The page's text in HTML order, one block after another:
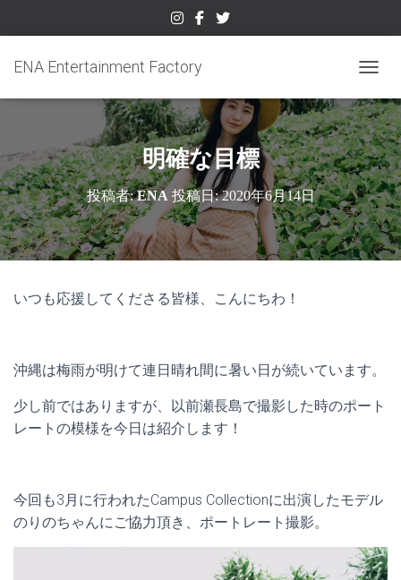
ENA Entertainment Factory
明確な目標
投稿者:ENA 投稿日:2020年6月14日
いつも応援してくださる皆様、こんにちわ！
沖縄は梅雨が明けて連日晴れ間に暑い日が続いています。
少し前ではありますが、以前瀬長島で撮影した時のポート
レートの模様を今日は紹介します！
今回も3月に行われたCampus Collectionに出演したモデル
のりのちゃんにご協力頂き、ポートレート撮影。